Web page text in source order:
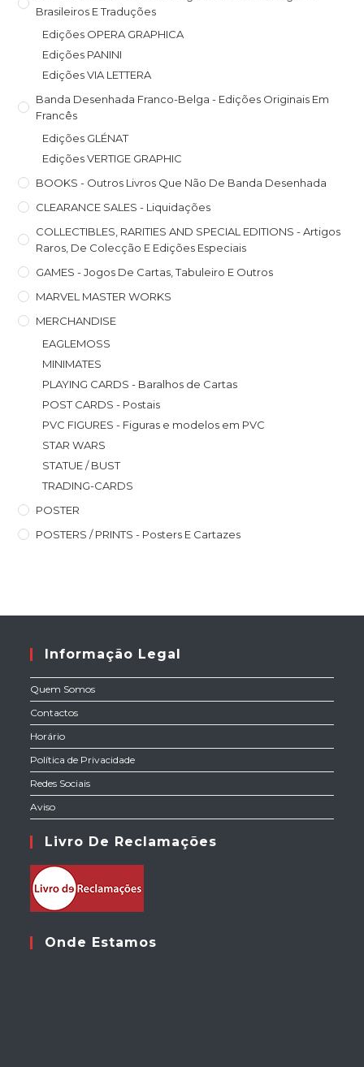
Brasileiros E Traduções
Edições OPERA GRAPHICA
Edições PANINI
Edições VIA LETTERA
Banda Desenhada Franco-Belga - Edições Originais Em
Francês
Edições GLÉNAT
Edições VERTIGE GRAPHIC
BOOKS - Outros Livros Que Não De Banda Desenhada
CLEARANCE SALES - Liquidações
COLLECTIBLES, RARITIES AND SPECIAL EDITIONS - Artigos
Raros, De Colecção E Edições Especiais
GAMES - Jogos De Cartas, Tabuleiro E Outros
MARVEL MASTER WORKS
MERCHANDISE
EAGLEMOSS
MINIMATES
PLAYING CARDS - Baralhos de Cartas
POST CARDS - Postais
PVC FIGURES - Figuras e modelos em PVC
STAR WARS
STATUE / BUST
TRADING-CARDS
POSTER
POSTERS / PRINTS - Posters E Cartazes
Informação Legal
Quem Somos
Contactos
Horário
Política de Privacidade
Redes Sociais
Aviso
Livro De Reclamações
Onde Estamos